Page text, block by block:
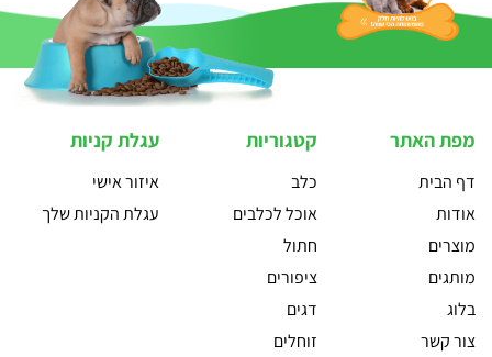
מפת האתר
דף הבית
אודות
מוצרים
מותגים
בלוג
צור קשר
קטגוריות
כלב
אוכל לכלבים
חתול
ציפורים
דגים
זוחלים
עגלת קניות
איזור אישי
עגלת הקניות שלך